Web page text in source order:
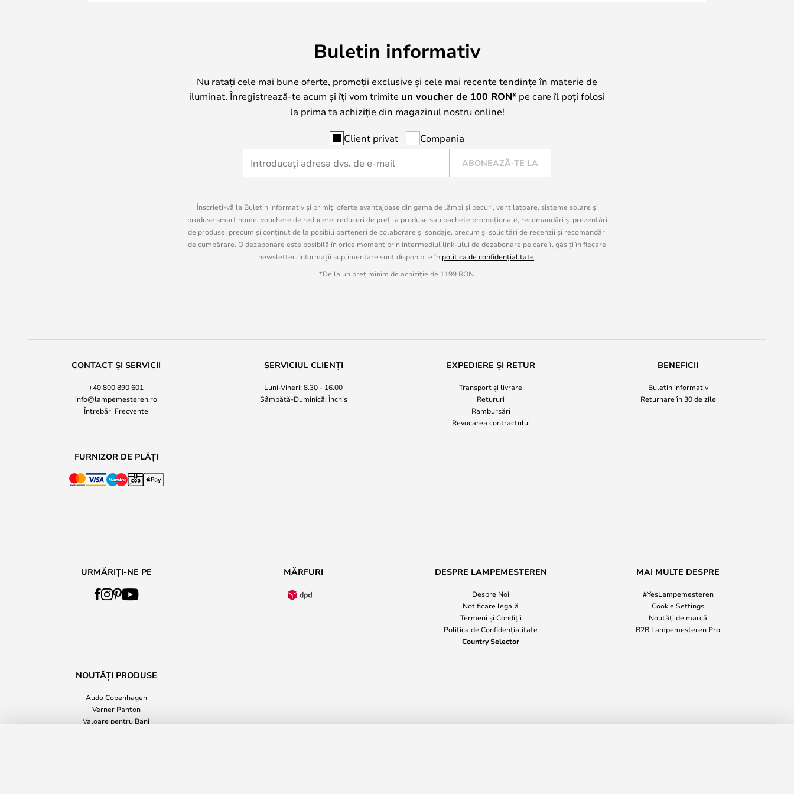
Buletin informativ
Nu ratați cele mai bune oferte, promoții exclusive și cele mai recente tendințe în materie de
iluminat. Înregistrează-te acum și îți vom trimite un voucher de 100 RON* pe care îl poți folosi
la prima ta achiziție din magazinul nostru online!
Client privat Compania
ABONEAZĂ-TE LA
Înscrieți-vă la Buletin informativ și primiți oferte avantajoase din gama de lămpi și becuri, ventilatoare, sisteme solare și
produse smart home, vouchere de reducere, reduceri de preț la produse sau pachete promoționale, recomandări și prezentări
de produse, precum și conținut de la posibili parteneri de colaborare și sondaje, precum și solicitări de recenzii și recomandări
de cumpărare. O dezabonare este posibilă în orice moment prin intermediul link-ului de dezabonare pe care îl găsiți în fiecare
newsletter. Informații suplimentare sunt disponibile în politica de confidențialitate.
*De la un preț minim de achiziție de 1199 RON.
CONTACT ȘI SERVICII
+40 800 890 601
info@lampemesteren.ro
Întrebări Frecvente
SERVICIUL CLIENȚI
Luni-Vineri: 8.30 - 16.00
Sâmbătă-Duminică: Închis
EXPEDIERE ȘI RETUR
Transport și livrare
Retururi
Rambursări
Revocarea contractului
BENEFICII
Buletin informativ
Returnare în 30 de zile
FURNIZOR DE PLĂȚI
URMĂRIȚI-NE PE MĂRFURI DESPRE LAMPEMESTEREN
Despre Noi
Notificare legală
Termeni și Condiții
Politica de Confidențialitate
Country Selector
MAI MULTE DESPRE
#YesLampemesteren
Cookie Settings
Noutăți de marcă
B2B Lampemesteren Pro
NOUTĂȚI PRODUSE
Audo Copenhagen
Verner Panton
Valoare pentru Bani